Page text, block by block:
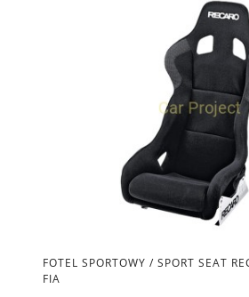
FOTEL SPORTOWY / SPORT SEAT
FIA